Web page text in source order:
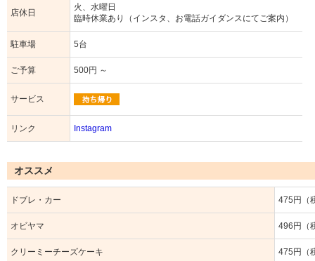
店休日
火、水曜日
臨時休業あり（インスタ、お電話ガイダンスにてご案内）
駐車場 5台
ご予算 500円 ～
サービス
リンク Instagram
オススメ
ドブレ・カー 475円（
オビヤマ 496円（
クリーミーチーズケーキ 475円（